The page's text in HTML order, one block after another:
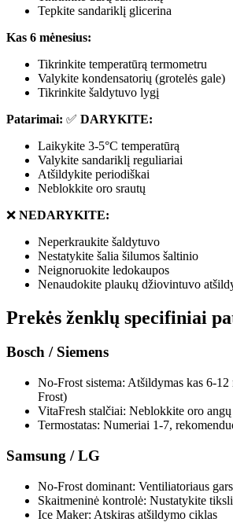
Tepkite sandariklį glicerina
Kas 6 mėnesius:
Tikrinkite temperatūrą termometru
Valykite kondensatorių (grotelės gale)
Tikrinkite šaldytuvo lygį
Patarimai: ✅ DARYKITE:
Laikykite 3-5°C temperatūrą
Valykite sandariklį reguliariai
Atšildykite periodiškai
Neblokkite oro srautų
❌ NEDARYKITE:
Neperkraukite šaldytuvo
Nestatykite šalia šilumos šaltinio
Neignoruokite ledokaupos
Nenaudokite plaukų džiovintuvo
Prekės ženklų specifiniai
Bosch / Siemens
No-Frost sistema: Atšildymas kas 6-
Frost)
VitaFresh stalčiai: Neblokkite oro angų
Termostatas: Numeriai 1-7,
Samsung / LG
No-Frost dominant: Ventiliatoriaus
Skaitmeninė kontrolė: Nustatykite
Ice Maker: Atskiras atšildymo ciklas